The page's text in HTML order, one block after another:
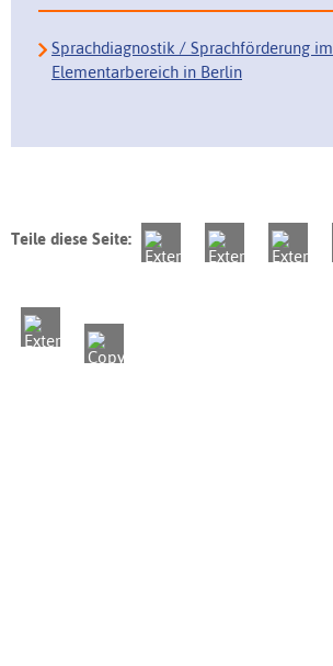
Sprachdiagnostik / Sprachförderung im
Elementarbereich in Berlin
Teile diese Seite: